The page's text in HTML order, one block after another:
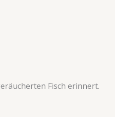
Fisch erinnert.